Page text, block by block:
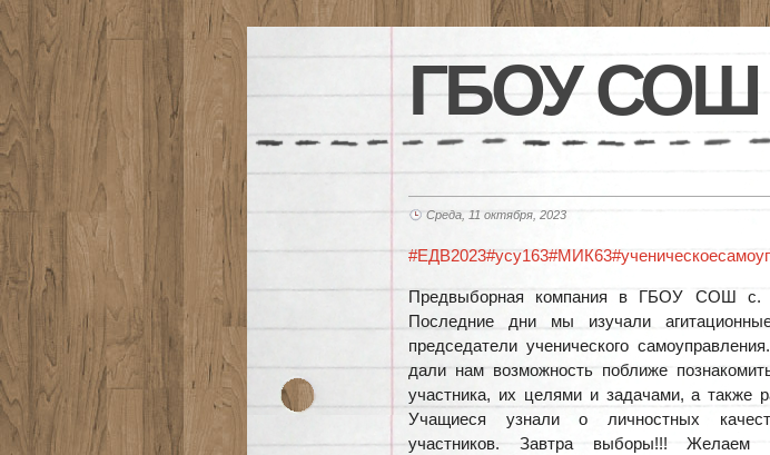
ГБОУ СОШ
Среда, 11 октября, 2023
#ЕДВ2023#усу163#МИК63
Предвыборная компания в ГБОУ СОШ с.
Последние дни мы изучали
председатели ученического
дали нам возможность поближе
участника, их целями и задачами, а также
Учащиеся узнали о личностных
участников. Завтра выборы!!! Желаем